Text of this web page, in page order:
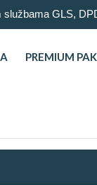
GLS,
PREMIUM